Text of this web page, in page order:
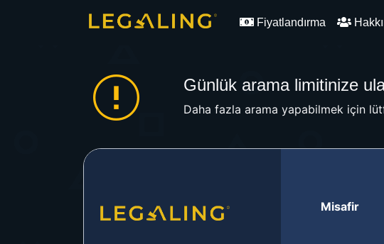
Fiyatlandırma
Günlük arama limitinize
Daha fazla arama yapabilmek için
Misafir